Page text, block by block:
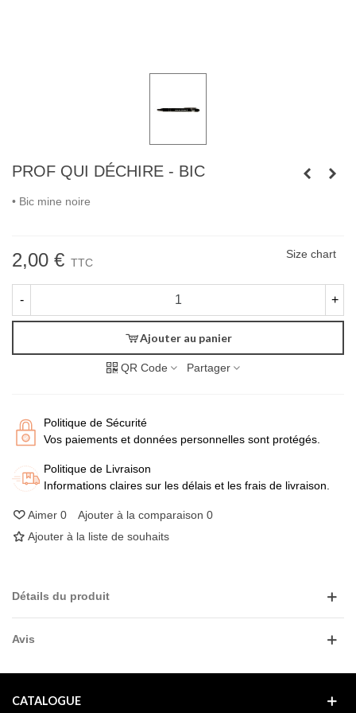
PROF QUI DÉCHIRE - BIC
• Bic mine noire
2,00 € TTC
Size chart
- +
Ajouter au panier
QR Code Partager
Politique de Sécurité
Vos paiements et données personnelles sont protégés.
Politique de Livraison
Informations claires sur les délais et les frais de livraison.
Aimer 0 Ajouter à la comparaison 0
Ajouter à la liste de souhaits
Détails du produit
Avis
CATALOGUE